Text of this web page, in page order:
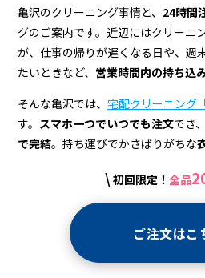
配
ク
リ
ー
ニ
亀沢のクリーニング事情と、 24時間
グのご案内です。近辺にはクリーニ
が、仕事の帰りが遅くなる日や、週
たいときなど、 営業時間内の持ち込
そんな亀沢では、 宅配クリーニング
す。 スマホ一つでいつでも注文でき
で完結。持ち運びでかさばりがちな
\ 初回限定！ 全品
ご注文はこ